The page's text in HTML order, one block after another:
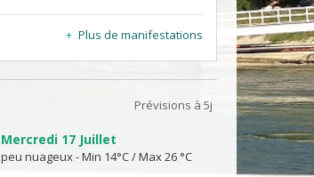
Plus de manifestations
Prévisions à 5j
Mercredi 17 Juillet
peu nuageux - Min 14°C / Max 26 °C